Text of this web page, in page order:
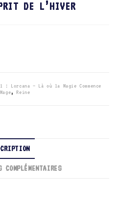
DE L’HIVER
: Lorcana – Là où la Magie Commence
Mage,Reine
COMPLÉMENTAIRES